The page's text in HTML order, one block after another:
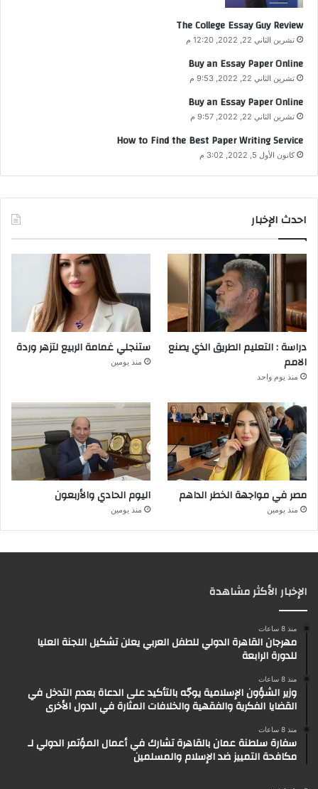
The College Essay Guy Review
تشرين الثاني 22, 2022, 12:20 م
Buy an Essay Paper Online
تشرين الثاني 22, 2022, 9:53 م
Buy an Essay Paper Online
تشرين الثاني 22, 2022, 9:57 م
How to Find the Best Paper Writing Service
كانون الأول 5, 2022, 3:02 م
احدث الإخبار
دراسة : التعليم الطريق الذي يصنع
الامم
منذ يوم واحد
ستنجلي غمامة الربيع لتزهر وردة
منذ يومين
مصر في مواجهة الخطر الداهم
منذ يومين
اليوم الحادي والأربعون
منذ يومين
الإخبار الأكثر مشاهدة
منذ 8 ساعات
مهرجان القاهرة الدولي للطفل العربي يعلن تشكيل اللجنة العليا
للدورة الرابعة
منذ 8 ساعات
وزير الشؤون الإسلامية يوجّه بالتأكيد على الدعاة بعدم التدخل في
القضايا الفكرية والفقهية والخلافات المثارة في الدول الأخرى
منذ 8 ساعات
سفارة سلطنة عمان بالقاهرة تشارك في أعمال المؤتمر الدولي لـ
مكافحة التمييز ضد الإسلام والمسلمين